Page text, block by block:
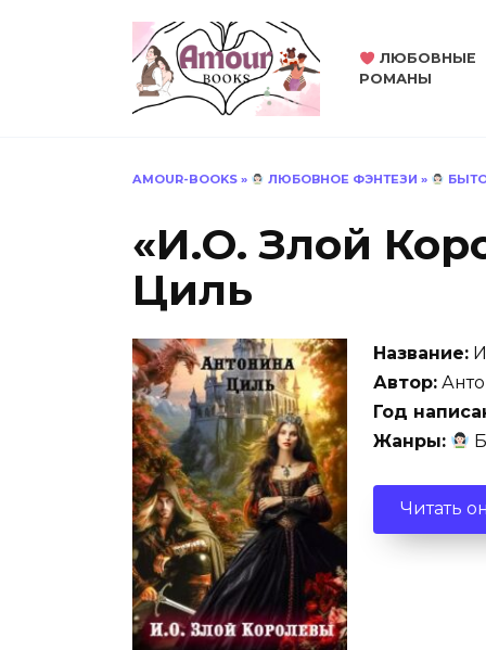
ЛЮБОВНЫЕ
РОМАНЫ
AMOUR-BOOKS » ЛЮБОВНОЕ ФЭНТЕЗИ »
«И.О. Злой
Циль
Название:
Автор:
Год
Жанры:
Читать